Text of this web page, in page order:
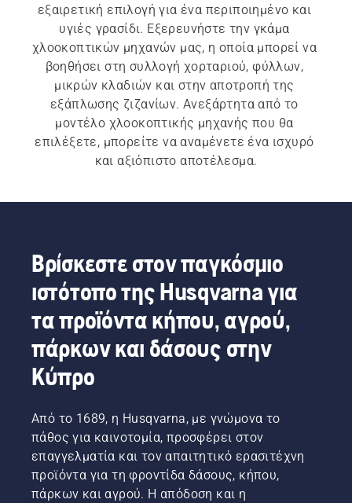
εξαιρετική επιλογή για ένα περιποιημένο και
υγιές γρασίδι. Εξερευνήστε την γκάμα
χλοοκοπτικών μηχανών μας, η οποία μπορεί να
βοηθήσει στη συλλογή χορταριού, φύλλων,
μικρών κλαδιών και στην αποτροπή της
εξάπλωσης ζιζανίων. Ανεξάρτητα από το
μοντέλο χλοοκοπτικής μηχανής που θα
επιλέξετε, μπορείτε να αναμένετε ένα ισχυρό
και αξιόπιστο αποτέλεσμα.
αναδιπλούμενες λαβές. Οι
ηλεκτρικές
χλοοκοπτικές μηχανές μπαταρίας
βενζινοκίνητες χλοοκοπτικές
διαθέτουν αξιόπιστες πηγές ισχύος
επαγγελματικές χλοοκοπτικές μηχανές
εξαιρετικά ανθεκτική και ισχυρή χρήση του
μηχανήματος. Επισκεφθείτε τον
καλύτερη λύση για τις ανάγκες σας.
Βρίσκεστε στον παγκόσμιο
ιστότοπο της Husqvarna για
τα προϊόντα κήπου, αγρού,
πάρκων και δάσους στην
Κύπρο
Από το 1689, η Husqvarna, με γνώμονα το
πάθος για καινοτομία, προσφέρει στον
επαγγελματία και τον απαιτητικό ερασιτέχνη
προϊόντα για τη φροντίδα δάσους, κήπου,
πάρκων και αγρού. Η απόδοση και η